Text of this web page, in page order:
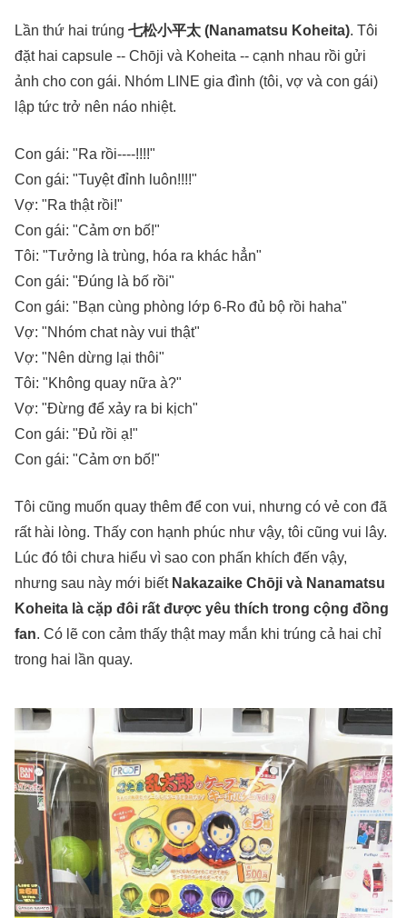
Lần thứ hai trúng 七松小平太 (Nanamatsu Koheita). Tôi
đặt hai capsule -- Chōji và Koheita -- cạnh nhau rồi gửi
ảnh cho con gái. Nhóm LINE gia đình (tôi, vợ và con gái)
lập tức trở nên náo nhiệt.
Con gái: "Ra rồi----!!!!"
Con gái: "Tuyệt đỉnh luôn!!!!"
Vợ: "Ra thật rồi!"
Con gái: "Cảm ơn bố!"
Tôi: "Tưởng là trùng, hóa ra khác hẳn"
Con gái: "Đúng là bố rồi"
Con gái: "Bạn cùng phòng lớp 6-Ro đủ bộ rồi haha"
Vợ: "Nhóm chat này vui thật"
Vợ: "Nên dừng lại thôi"
Tôi: "Không quay nữa à?"
Vợ: "Đừng để xảy ra bi kịch"
Con gái: "Đủ rồi ạ!"
Con gái: "Cảm ơn bố!"
Tôi cũng muốn quay thêm để con vui, nhưng có vẻ con đã
rất hài lòng. Thấy con hạnh phúc như vậy, tôi cũng vui lây.
Lúc đó tôi chưa hiểu vì sao con phấn khích đến vậy,
nhưng sau này mới biết Nakazaike Chōji và Nanamatsu
Koheita là cặp đôi rất được yêu thích trong cộng đồng
fan. Có lẽ con cảm thấy thật may mắn khi trúng cả hai chỉ
trong hai lần quay.